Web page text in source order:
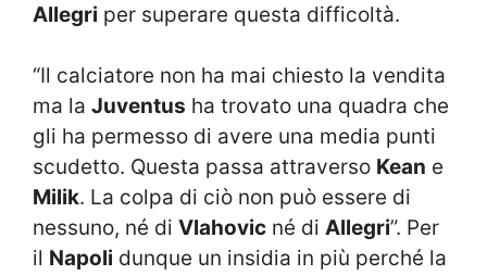
Allegri per superare questa difficoltà.
“Il calciatore non ha mai chiesto la vendita
ma la Juventus ha trovato una quadra che
gli ha permesso di avere una media punti
scudetto. Questa passa attraverso Kean e
Milik. La colpa di ciò non può essere di
nessuno, né di Vlahovic né di Allegri”. Per
il Napoli dunque un insidia in più perché la